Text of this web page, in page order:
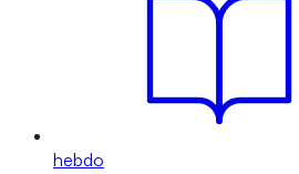
hebdo